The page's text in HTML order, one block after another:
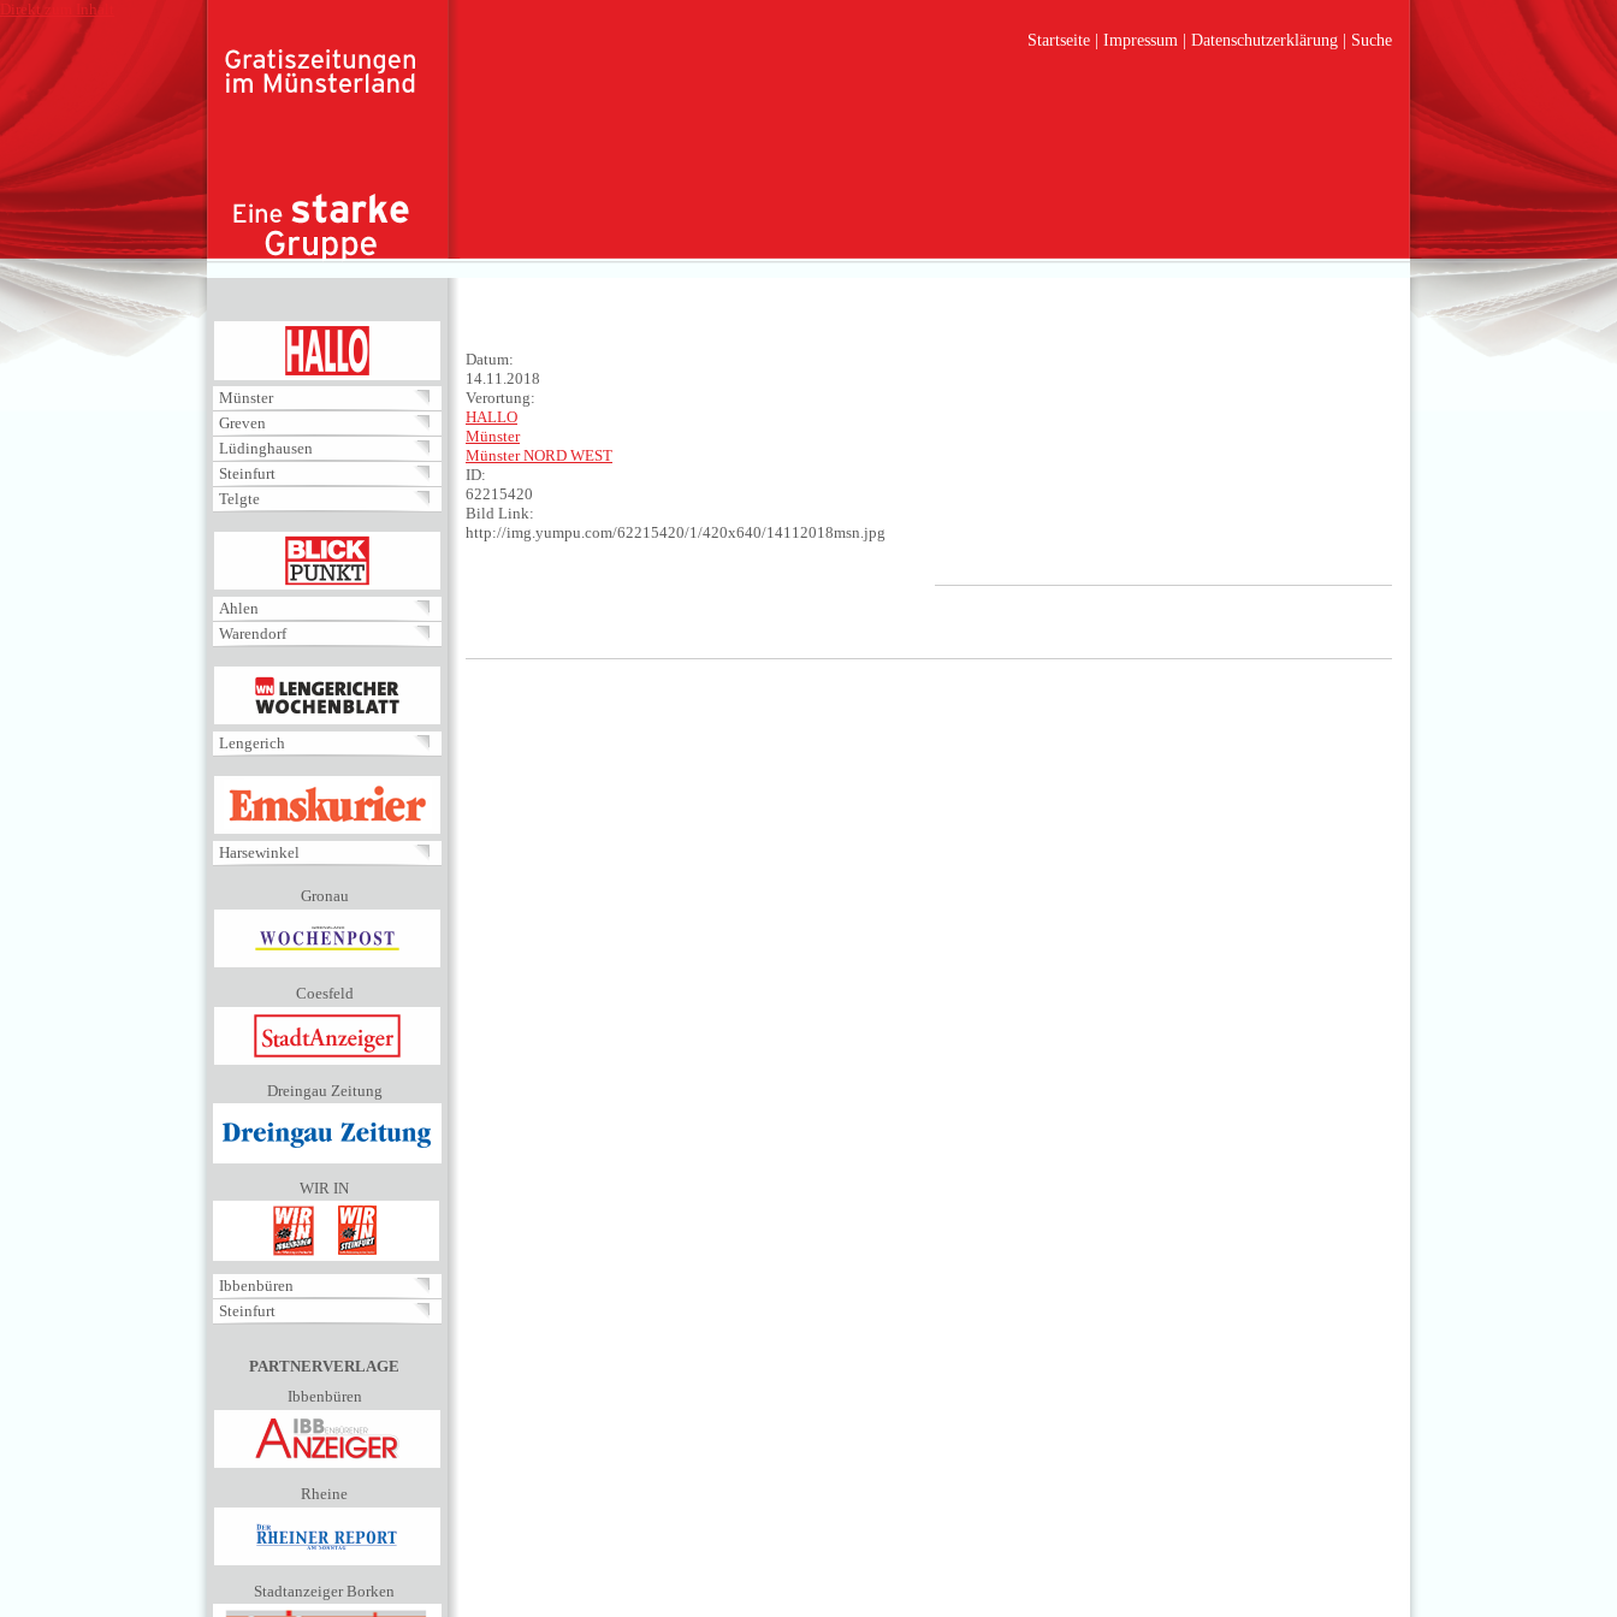
Direkt zum Inhalt
Startseite
Impressum Datenschutzerklärung Suche
Münster
Greven
Lüdinghausen
Steinfurt
Telgte
BLICKPUNKT
Ahlen
Warendorf
MENÜ
Lengerich
EMSKURIER
Harsewinkel
Gronau
Coesfeld
Dreingau Zeitung
WIR IN
Ibbenbüren
Steinfurt
PARTNERVERLAGE
Ibbenbüren
Rheine
Stadtanzeiger Borken
Datum:
14.11.2018
Verortung:
HALLO
Münster
Münster NORD WEST
ID:
62215420
Bild Link:
http://img.yumpu.com/62215420/1/420x640/14112018msn.jpg